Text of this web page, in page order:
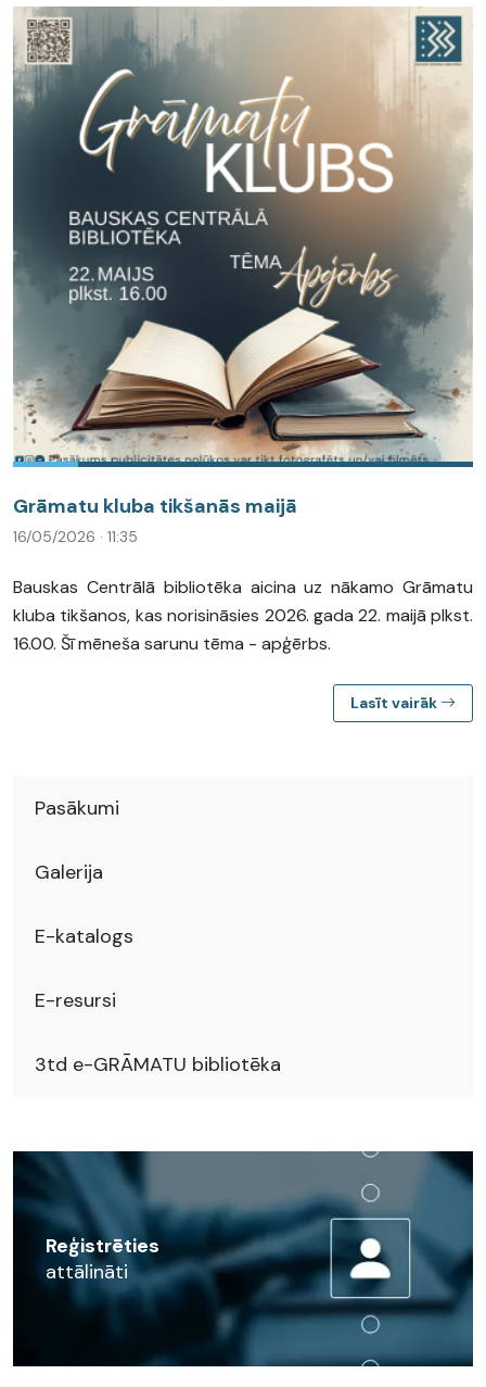
Pasākumi
Galerija
E-katalogs
E-resursi
3td e-GRĀMATU bibliotēka
Reģistrēties
attālināti
Grāmatu kluba tikšanās maijā
16/05/2026 · 11:35
Bauskas Centrālā bibliotēka aicina uz nākamo Grāmatu
kluba tikšanos, kas norisināsies 2026. gada 22. maijā plkst.
16.00. Šī mēneša sarunu tēma - apģērbs.
Lasīt vairāk